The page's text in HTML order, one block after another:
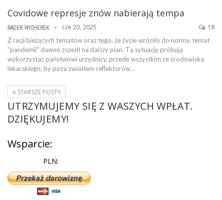
Covidowe represje znów nabierają tempa
RADEK WICHEREK cze 20, 2025 18
Z racji bieżących tematów oraz tego, że życie wróciło do normy, temat
"pandemii" dawno zszedł na dalszy plan. Tą sytuację próbują
wykorzystać państwowi urzędnicy, przede wszystkim ze środowiska
lekarskiego, by poza światłem reflektorów…
STARSZE POSTY
UTRZYMUJEMY SIĘ Z WASZYCH WPŁAT.
DZIĘKUJEMY!
Wsparcie:
PLN: